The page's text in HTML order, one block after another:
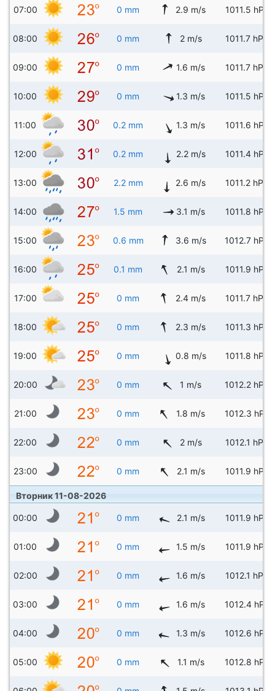
07:00 0 mm 2.9 m/s 1011.5 hPa
08:00 0 mm 2 m/s 1011.7 hPa
09:00 0 mm 1.6 m/s 1011.7 hPa
10:00 0 mm 1.3 m/s 1011.5 hPa
11:00 0.2 mm 1.3 m/s 1011.6 hPa
12:00 0.2 mm 2.2 m/s 1011.4 hPa
13:00 2.2 mm 2.6 m/s 1011.2 hPa
14:00 1.5 mm 3.1 m/s 1011.8 hPa
15:00 0.6 mm 3.6 m/s 1012.7 hPa
16:00 0.1 mm 2.1 m/s 1011.9 hPa
17:00 0 mm 2.4 m/s 1011.7 hPa
18:00 0 mm 2.3 m/s 1011.3 hPa
19:00 0 mm 0.8 m/s 1011.8 hPa
20:00 0 mm 1 m/s 1012.2 hPa
21:00 0 mm 1.8 m/s 1012.3 hPa
22:00 0 mm 2 m/s 1012.1 hPa
23:00 0 mm 2.1 m/s 1011.9 hPa
Вторник 11-08-2026
00:00 0 mm 2.1 m/s 1011.9 hPa
01:00 0 mm 1.5 m/s 1011.9 hPa
02:00 0 mm 1.6 m/s 1012.1 hPa
03:00 0 mm 1.6 m/s 1012.4 hPa
04:00 0 mm 1.3 m/s 1012.6 hPa
05:00 0 mm 1.1 m/s 1012.8 hPa